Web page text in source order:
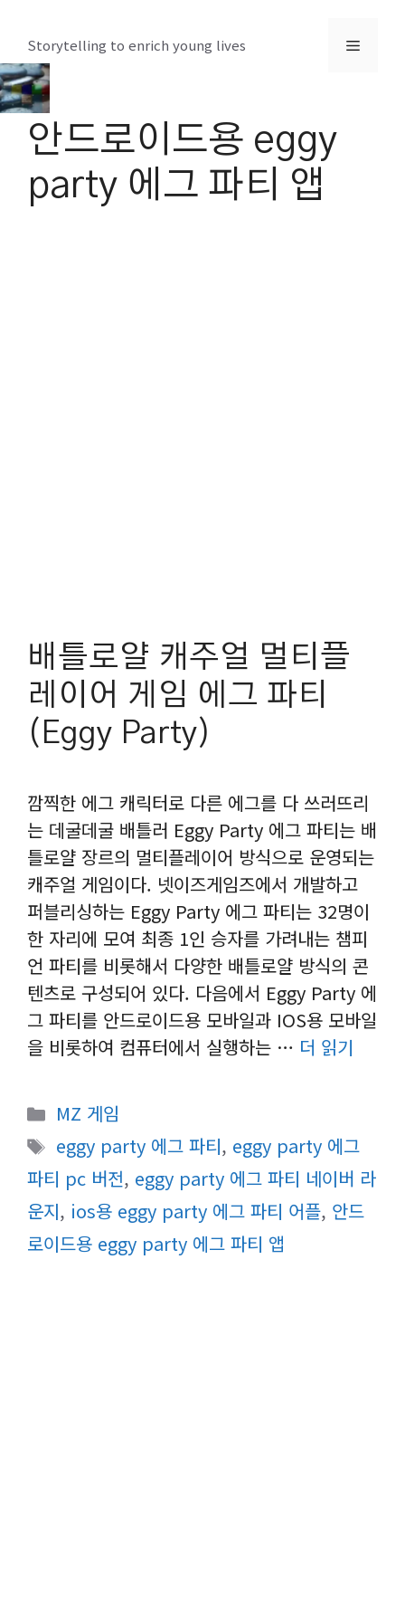
츠
로
건
Storytelling to enrich young lives 메
안드로이드용 eggy
party 에그 파티 앱
배틀로얄 캐주얼 멀티플
레이어 게임 에그 파티
(Eggy Party)
깜찍한 에그 캐릭터로 다른 에그를 다 쓰러뜨리
는 데굴데굴 배틀러 Eggy Party 에그 파티는 배
틀로얄 장르의 멀티플레이어 방식으로 운영되는
캐주얼 게임이다. 넷이즈게임즈에서 개발하고
퍼블리싱하는 Eggy Party 에그 파티는 32명이
한 자리에 모여 최종 1인 승자를 가려내는 챔피
언 파티를 비롯해서 다양한 배틀로얄 방식의 콘
텐츠로 구성되어 있다. 다음에서 Eggy Party 에
그 파티를 안드로이드용 모바일과 IOS용 모바일
을 비롯하여 컴퓨터에서 실행하는 … 더 읽기
카
테
고
리
MZ 게임
태
그
eggy party 에그 파티, eggy party 에그
파티 pc 버전, eggy party 에그 파티 네이버 라
운지, ios용 eggy party 에그 파티 어플, 안드
로이드용 eggy party 에그 파티 앱